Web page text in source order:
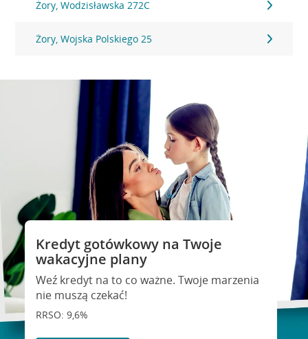
Żory, Wodzisławska 272C
Żory, Wojska Polskiego 25
Kredyt gotówkowy na Twoje
wakacyjne plany
Weź kredyt na to co ważne. Twoje marzenia
nie muszą czekać!
RRSO: 9,6%